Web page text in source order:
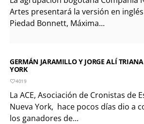
Artes presentará la versión en
Piedad Bonnett, Máxima...
GERMÁN JARAMILLO Y JORGE ALÍ
YORK
4019
La ACE, Asociación de Cronistas de
Nueva York, hace pocos días dio a
los ganadores de...